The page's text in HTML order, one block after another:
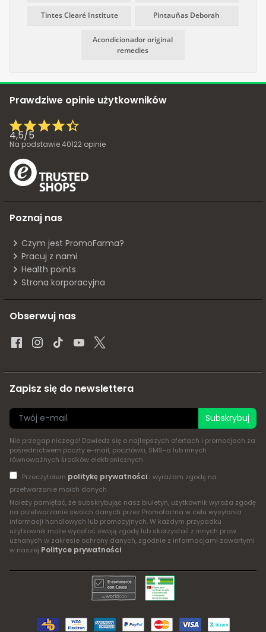
Tintes Clearé Institute Pintauñas Deborah
Acondicionador original
remedies
Prawdziwe opinie użytkowników
4,5/5
Na podstawie40122 opinie
Poznaj nas
Czym jest PromoFarma?
Pracuj z nami
Health points
Strona korporacyjna
Obserwuj nas
Zapisz się do newslettera
Subskrybuj
Nie przegap niczego! Dowiedz się o najlepszych ofertach i promocjach za
pośrednictwem poczty e-mail, pocztówki, SMS-a lub innych
równoważnych środków elektronicznych
Przeczytałem politykę prywatnościi wyrażam zgodę na
przetwarzanie moich danych
Należy pamiętać, że subskrybując nasz biuletyn, użytkownik wyraża zgodę
na przetwarzanie swoich danych przez Promofarma w celu wysyłania
informacji handlowych lub promocyjnych. W każdym przypadku
użytkownik może wycofać swoją zgodę lub skorzystać z innych praw
uznanych w zakresie ochrony danych, zgodnie z informacjami zawartymi
w naszej Polityce prywatności .